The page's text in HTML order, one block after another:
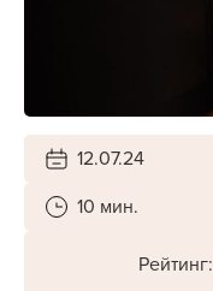
12.07.24
10 мин.
Рейтинг: